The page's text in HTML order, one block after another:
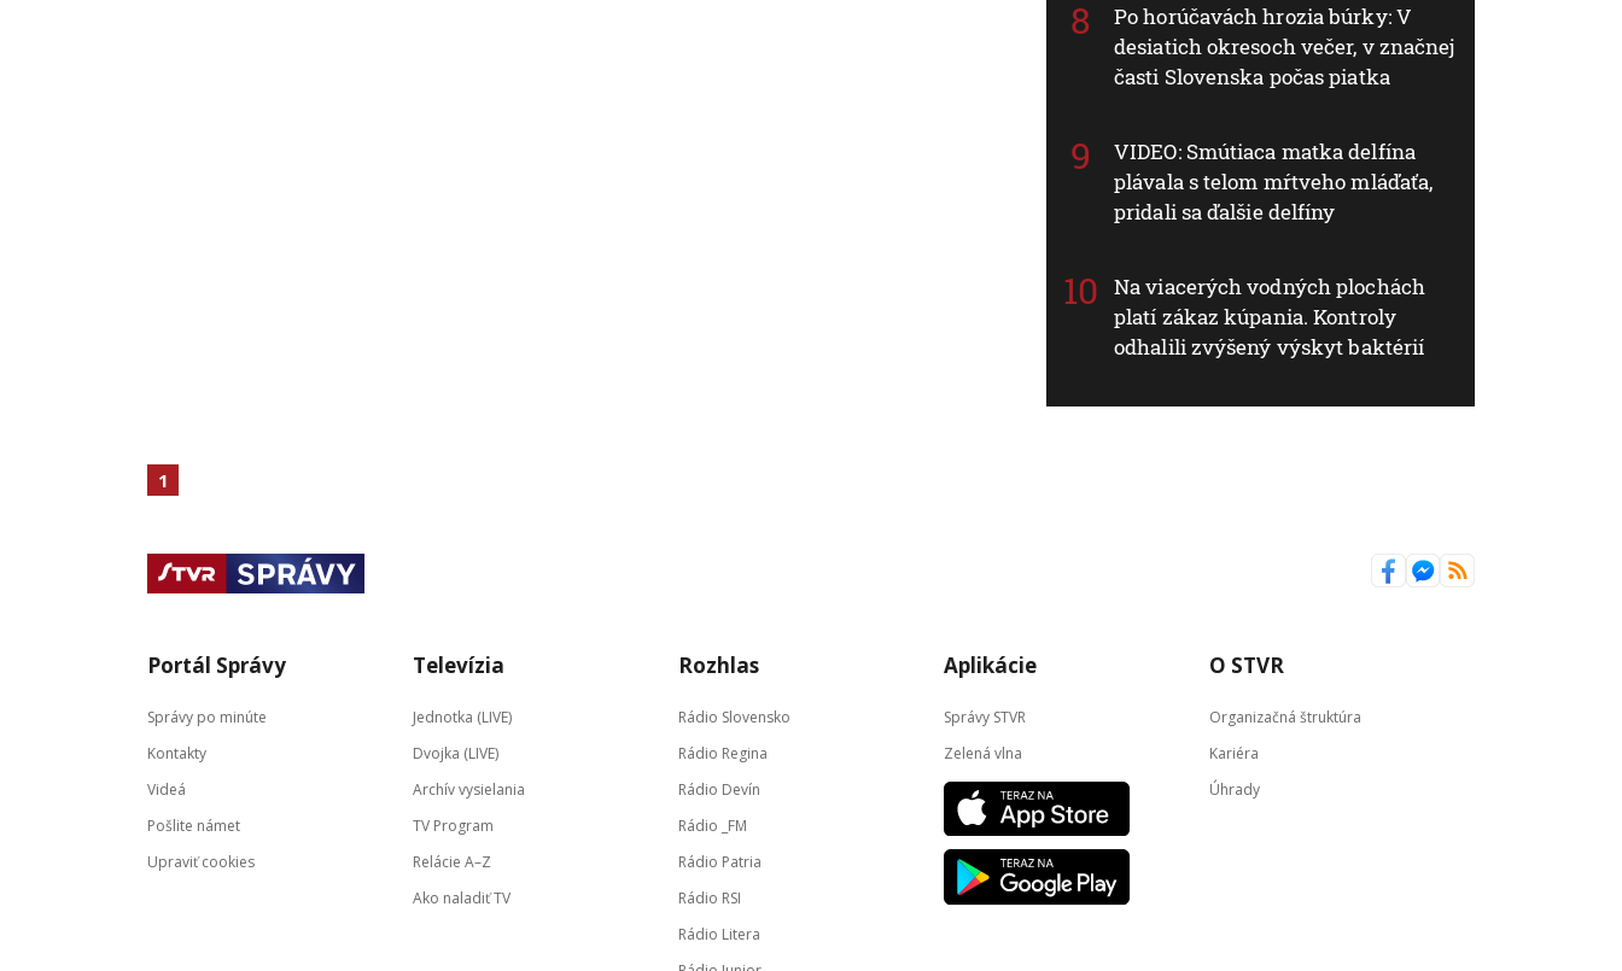
Po horúčavách hrozia búrky: V
desiatich okresoch večer, v značnej
časti Slovenska počas piatka
VIDEO: Smútiaca matka delfína
plávala s telom mŕtveho mláďaťa,
pridali sa ďalšie delfíny
Na viacerých vodných plochách
platí zákaz kúpania. Kontroly
odhalili zvýšený výskyt baktérií
1
Portál Správy
Správy po minúte
Kontakty
Videá
Pošlite námet
Upraviť cookies
Televízia
Jednotka (LIVE)
Dvojka (LIVE)
Archív vysielania
TV Program
Relácie A–Z
Ako naladiť TV
Rozhlas
Rádio Slovensko
Rádio Regina
Rádio Devín
Rádio _FM
Rádio Patria
Rádio RSI
Rádio Litera
Aplikácie
Správy STVR
Zelená vlna
O STVR
Organizačná štruktúra
Kariéra
Úhrady